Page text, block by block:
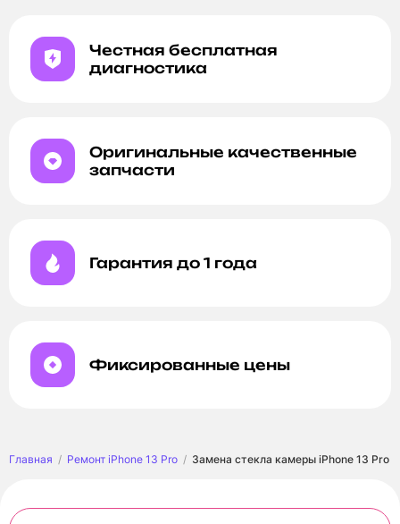
Честная бесплатная
диагностика
Оригинальные качественные
запчасти
Гарантия до 1 года
Фиксированные цены
Главная Ремонт iPhone 13 Pro Замена стекла камеры iPhone 13 Pro